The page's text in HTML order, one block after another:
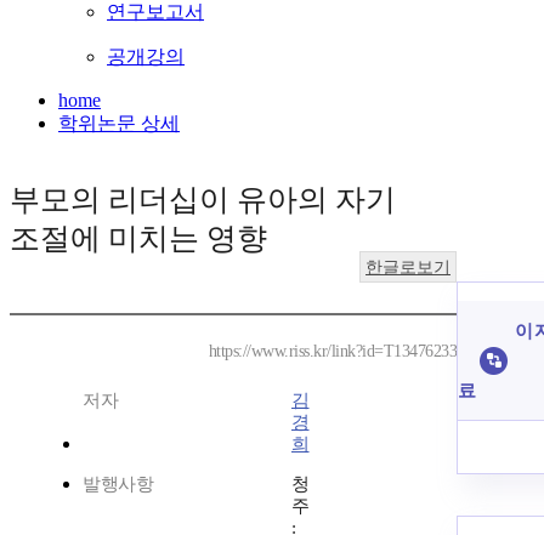
연구보고서
공개강의
home
학위논문 상세
부모의 리더십이 유아의 자기
조절에 미치는 영향
한글로보기
https://www.riss.kr/link?id=T13476233
저자
김
경
희
발행사항
청
주
:
이
료